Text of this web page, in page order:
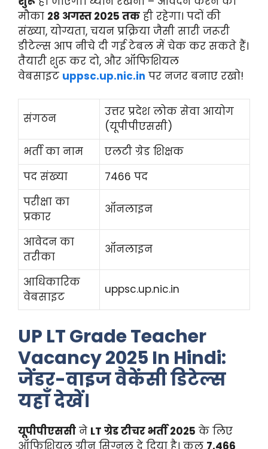
मौका 28 अगस्त 2025 तक ही रहेगा। पदों की
संख्या, योग्यता, चयन प्रक्रिया जैसी सारी जरूरी
डीटेल्स आप नीचे दी गई टेबल में चेक कर सकते हैं।
तैयारी शुरू कर दो, और ऑफिशियल
वेबसाइट uppsc.up.nic.in पर नजर बनाए रखो!
संगठन
उत्तर प्रदेश लोक सेवा आयोग
(यूपीपीएससी)
भर्ती का नाम
एलटी ग्रेड शिक्षक
पद संख्या
7466 पद
परीक्षा का
प्रकार
ऑनलाइन
आवेदन का
तरीका
ऑनलाइन
आधिकारिक
वेबसाइट
uppsc.up.nic.in
UP LT Grade Teacher
Vacancy 2025 In Hindi:
जेंडर-वाइज वैकेंसी डिटेल्स
यहाँ देखें।
यूपीपीएससी ने LT ग्रेड टीचर भर्ती 2025 के लिए
ऑफिशियल ग्रीन सिग्नल दे दिया है। कुल 7,466